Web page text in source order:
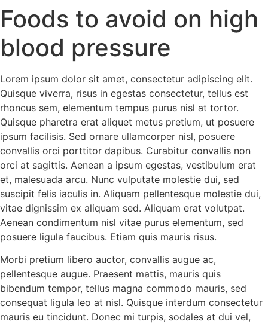
Zum
Inhalt
springen
Foods to avoid on high
blood pressure
Lorem ipsum dolor sit amet, consectetur adipiscing elit.
Quisque viverra, risus in egestas consectetur, tellus est
rhoncus sem, elementum tempus purus nisl at tortor.
Quisque pharetra erat aliquet metus pretium, ut posuere
ipsum facilisis. Sed ornare ullamcorper nisl, posuere
convallis orci porttitor dapibus. Curabitur convallis non
orci at sagittis. Aenean a ipsum egestas, vestibulum erat
et, malesuada arcu. Nunc vulputate molestie dui, sed
suscipit felis iaculis in. Aliquam pellentesque molestie dui,
vitae dignissim ex aliquam sed. Aliquam erat volutpat.
Aenean condimentum nisl vitae purus elementum, sed
posuere ligula faucibus. Etiam quis mauris risus.
Morbi pretium libero auctor, convallis augue ac,
pellentesque augue. Praesent mattis, mauris quis
bibendum tempor, tellus magna commodo mauris, sed
consequat ligula leo at nisl. Quisque interdum consectetur
mauris eu tincidunt. Donec mi turpis, sodales at dui vel,